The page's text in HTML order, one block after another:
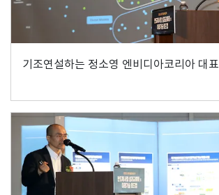
기조연설하는 정소영 엔비디아코리아 대표